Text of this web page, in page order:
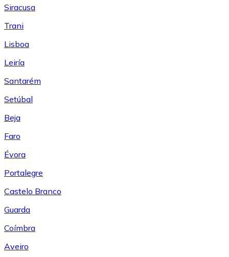
Siracusa
Trani
Lisboa
Leiría
Santarém
Setúbal
Beja
Faro
Évora
Portalegre
Castelo Branco
Guarda
Coímbra
Aveiro